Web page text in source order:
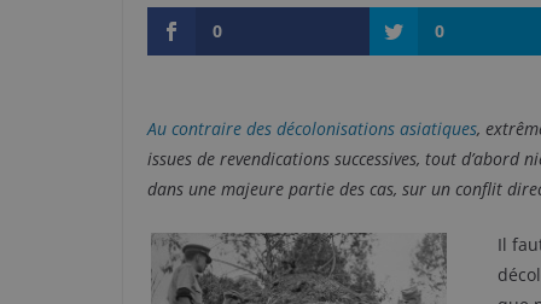
0
0
Au contraire des décolonisations asiatiques,
issues de revendications successives, tout
dans une majeure partie des cas, sur un conflit
Il